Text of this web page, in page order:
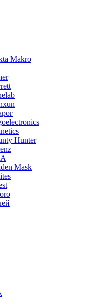
Makro
Hunter
Mask